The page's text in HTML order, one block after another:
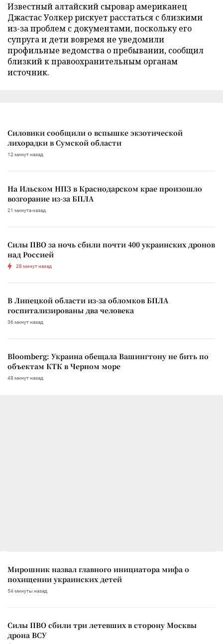
Известный алтайский сыровар американец
Джастас Уолкер рискует расстаться с близкими
из-за проблем с документами, поскольку его
супруга и дети вовремя не уведомили
профильные ведомства о пребывании, сообщил
близкий к правоохранительным органам
источник.
Силовики сообщили о вспышке экзотической
лихорадки в Сумской области
12 минут назад
На Ильском НПЗ в Краснодарском крае произошло
возгорание из-за БПЛА
21 минута назад
Силы ПВО за ночь сбили почти 400 украинских дронов
над Россией
28 минут назад
В Липецкой области из-за обломков БПЛА
госпитализированы два человека
36 минут назад
Bloomberg: Украина обещала Вашингтону не бить по
объектам КТК в Черном море
48 минут назад
Мирошник назвал главного инициатора мифа о
похищении украинских детей
54 минуты назад
Силы ПВО сбили три летевших в сторону Москвы
дрона ВСУ